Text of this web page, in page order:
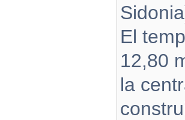
El
12,80
la